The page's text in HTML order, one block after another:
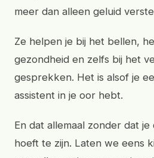
meer dan alleen geluid
Ze helpen je bij het bellen,
gezondheid en zelfs bij het
gesprekken. Het is alsof je
assistent in je oor hebt.
En dat allemaal zonder dat
hoeft te zijn. Laten we eens